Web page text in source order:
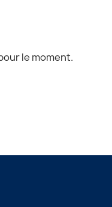
le moment.